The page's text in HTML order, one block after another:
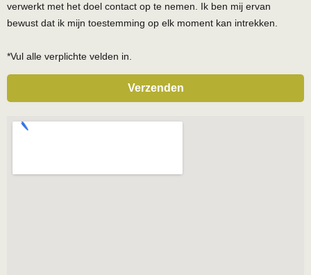
verwerkt met het doel contact op te nemen. Ik ben mij ervan
bewust dat ik mijn toestemming op elk moment kan intrekken.
*Vul alle verplichte velden in.
Verzenden